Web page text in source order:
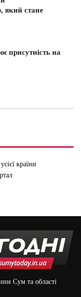
який стане
присутність на
країни
Сум та області